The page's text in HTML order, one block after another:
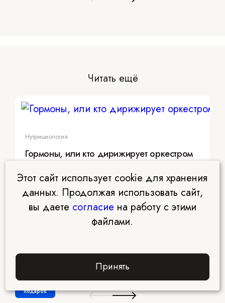
подарок
Читать ещё
Нутрициология
Гормоны, или кто дирижирует оркестром
Этот сайт использует cookie для хранения
данных. Продолжая использовать сайт,
вы даете согласие на работу с этими
файлами.
Принять